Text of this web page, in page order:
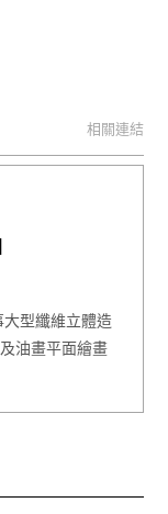
相關連結
型纖維立體造
油畫平面繪畫